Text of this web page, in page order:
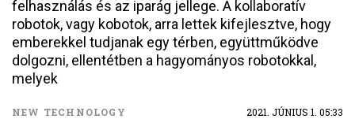
felhasználás és az iparág jellege. A kollaboratív
robotok, vagy kobotok, arra lettek kifejlesztve, hogy
emberekkel tudjanak egy térben, együttműködve
dolgozni, ellentétben a hagyományos robotokkal,
melyek
NEW TECHNOLOGY 2021. JÚNIUS 1. 05:33